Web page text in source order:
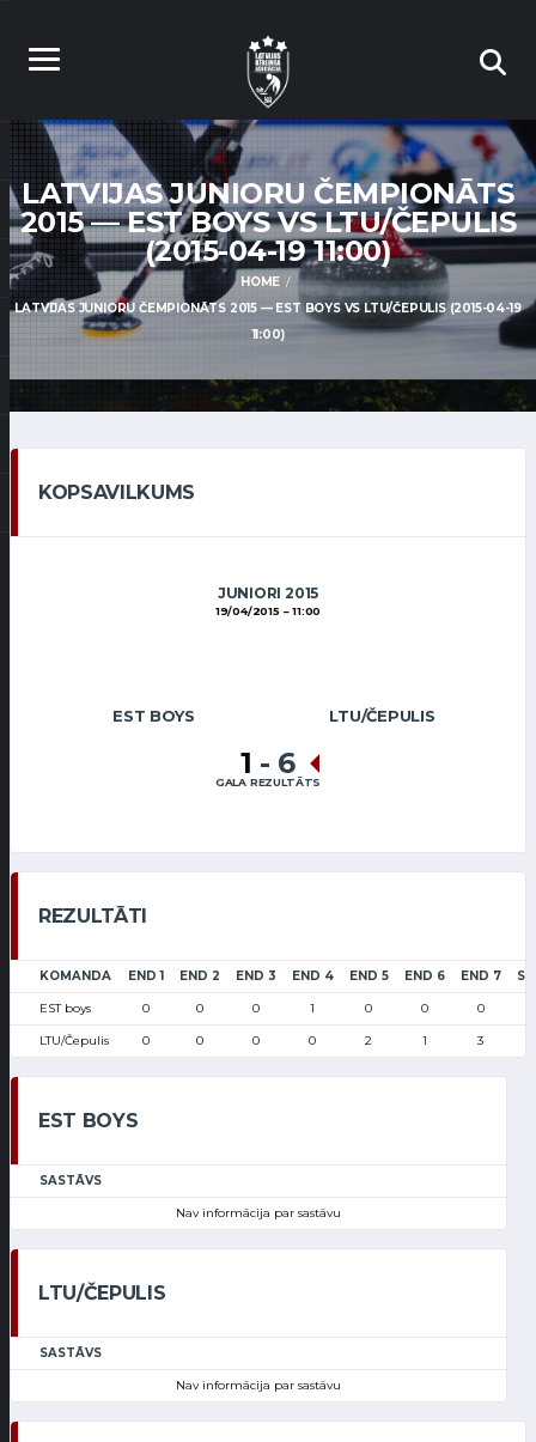
LATVIJAS JUNIORU ČEMPIONĀTS
2015 — EST BOYS VS LTU/ČEPULIS
(2015-04-19 11:00)
HOME
LATVIJAS JUNIORU ČEMPIONĀTS 2015 — EST BOYS VS LTU/ČEPULIS (2015-04-19
11:00)
KOPSAVILKUMS
JUNIORI 2015
19/04/2015 11:00
EST BOYS LTU/ČEPULIS
1 - 6
GALA REZULTĀTS
REZULTĀTI
KOMANDA END 1 END 2 END 3 END 4 END 5 END 6 END 7
EST boys 0 0 0 1 0 0 0
LTU/Čepulis 0 0 0 0 2 1 3
EST BOYS
SASTĀVS
Nav informācija par sastāvu
LTU/ČEPULIS
SASTĀVS
Nav informācija par sastāvu